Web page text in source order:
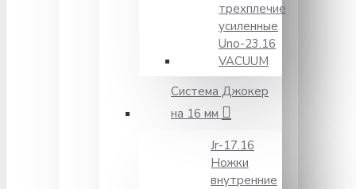
трехплечие
усиленные
Unо-23.16
VACUUM
Система Джокер
на 16 мм
Jr-17.16
Ножки
внутренние